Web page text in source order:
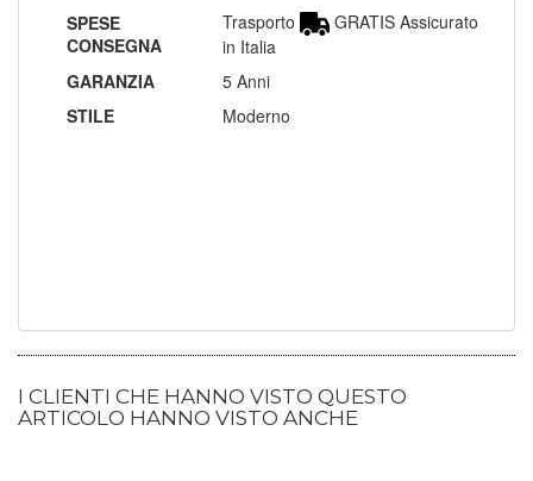
SPESE
CONSEGNA
Trasporto
GRATIS Assicurato
in Italia
GARANZIA
5 Anni
STILE
Moderno
I CLIENTI CHE HANNO VISTO QUESTO
ARTICOLO HANNO VISTO ANCHE